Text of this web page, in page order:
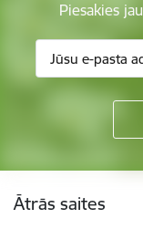
Piesakies
Ātrās saites